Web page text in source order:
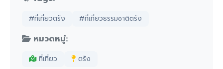
#ที่เที่ยวตรัง #ที่เที่ยวธรรมชาติตรัง
หมวดหมู่:
ที่เที่ยว ตรัง